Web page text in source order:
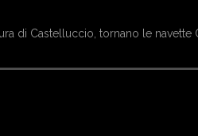
di Castelluccio, tornano le navette